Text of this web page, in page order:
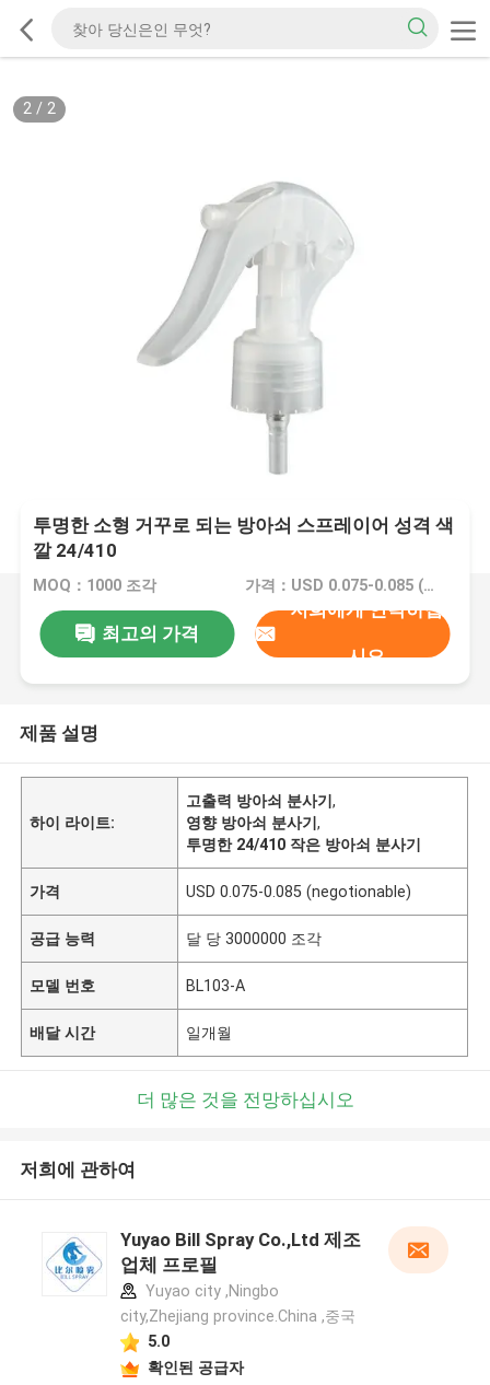
2/ 2
투명한 소형 거꾸로 되는 방아쇠 스프레이어 성격 색
깔 24/410
MOQ：1000 조각 가격：USD 0.075-0.085 (negotionable)
최고의 가격
저희에게 연락하십
시오
제품 설명
하이 라이트:
고출력 방아쇠 분사기,
영향 방아쇠 분사기,
투명한 24/410 작은 방아쇠 분사기
가격 USD 0.075-0.085 (negotionable)
공급 능력 달 당 3000000 조각
모델 번호 BL103-A
배달 시간 일개월
더 많은 것을 전망하십시오
저희에 관하여
Yuyao Bill Spray Co.,Ltd 제조
업체 프로필
Yuyao city ,Ningbo
city,Zhejiang province.China ,중국
5.0
확인된 공급자